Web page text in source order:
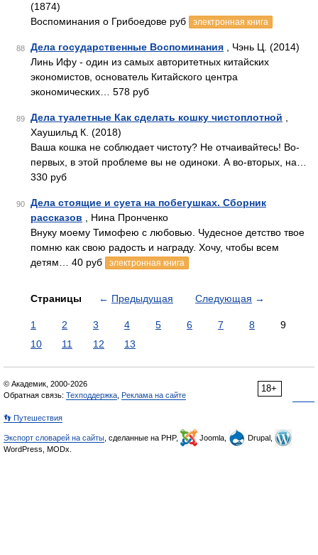
(1874)
Воспоминания о Грибоедове руб
электронная книга
88 Дела государственные Воспоминания , Чэнь Ц. (2014)
Линь Ифу - один из самых авторитетных китайских
экономистов, основатель Китайского центра
экономических… 578 руб
89 Дела туалетные Как сделать кошку чистоплотной
Хаушильд К. (2018)
Ваша кошка не соблюдает чистоту? Не отчаивайтесь! Во-
первых, в этой проблеме вы не одиноки. А во-вторых, на…
330 руб
90
Дела стоящие и суета на побегушках. Сборник
рассказов , Нина Пронченко
Внуку моему Тимофею с любовью. Чудесное детство твое
помню как свою радость и награду. Хочу, чтобы всем
детям… 40 руб
электронная книга
Страницы ← Предыдущая Следующая →
1 2 3 4 5 6 7 8
9
10
11 12 13
18+
© Академик, 2000-2026
Обратная связь: Техподдержка Реклама на сайте
👣 Путешествия
Экспорт словарей на сайты , сделанные на PHP, Joomla,
Drupal,
WordPress, MODx.